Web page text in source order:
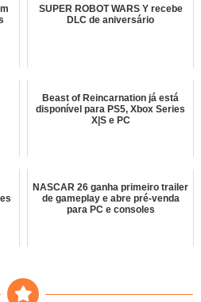
SUPER ROBOT WARS Y recebe
DLC de aniversário
Beast of Reincarnation já está
disponível para PS5, Xbox Series
X|S e PC
NASCAR 26 ganha primeiro trailer
de gameplay e abre pré-venda
para PC e consoles